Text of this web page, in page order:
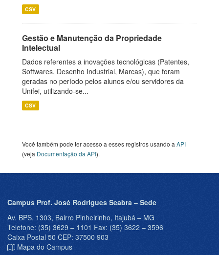
CSV
Gestão e Manutenção da Propriedade
Intelectual
Dados referentes a inovações tecnológicas (Patentes,
Softwares, Desenho Industrial, Marcas), que foram
geradas no período pelos alunos e/ou servidores da
Unifei, utilizando-se...
CSV
Você também pode ter acesso a esses registros usando a API
(veja Documentação da API).
Campus Prof. José Rodrigues Seabra – Sede
Av. BPS, 1303, Bairro Pinheirinho, Itajubá – MG
Telefone: (35) 3629 – 1101 Fax: (35) 3622 – 3596
Caixa Postal 50 CEP: 37500 903
Mapa do Campus